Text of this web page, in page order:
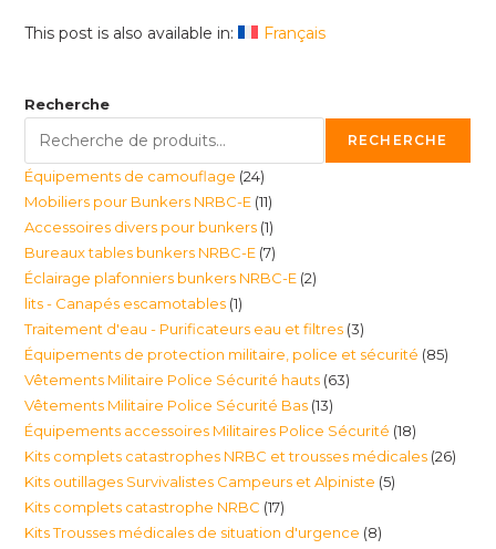
This post is also available in: Français
Recherche
RECHERCHE
Équipements de camouflage 2424
produits
Mobiliers pour Bunkers NRBC-E 1111
produits
Accessoires divers pour bunkers 11
produit
Bureaux tables bunkers NRBC-E 77
produits
Éclairage plafonniers bunkers NRBC-E 22
lits - Canapés escamotables 11
produit
Traitement d'eau - Purificateurs eau et filtres 33
produits
Équipements de protection militaire, police et sécurité 8585
Vêtements Militaire Police Sécurité hauts 6363
Vêtements Militaire Police Sécurité Bas 1313
produits
Équipements accessoires Militaires Police Sécurité 1818
produits
Kits complets catastrophes NRBC et trousses médicales 2626
Kits outillages Survivalistes Campeurs et Alpiniste 55
Kits complets catastrophe NRBC 1717
produits
Kits Trousses médicales de situation d'urgence 88